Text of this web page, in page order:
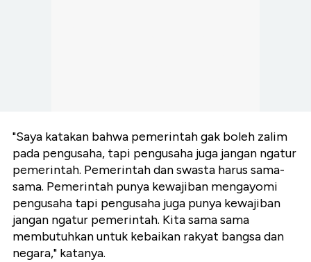
"Saya katakan bahwa pemerintah gak boleh zalim
pada pengusaha, tapi pengusaha juga jangan ngatur
pemerintah. Pemerintah dan swasta harus sama-
sama. Pemerintah punya kewajiban mengayomi
pengusaha tapi pengusaha juga punya kewajiban
jangan ngatur pemerintah. Kita sama sama
membutuhkan untuk kebaikan rakyat bangsa dan
negara," katanya.